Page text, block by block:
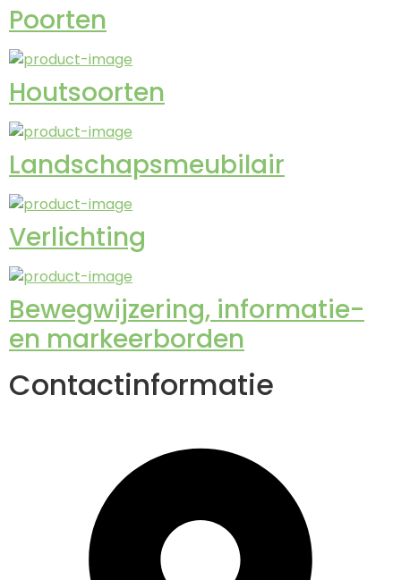
Poorten
Houtsoorten
Landschapsmeubilair
Verlichting
Bewegwijzering, informatie-
en markeerborden
Contactinformatie